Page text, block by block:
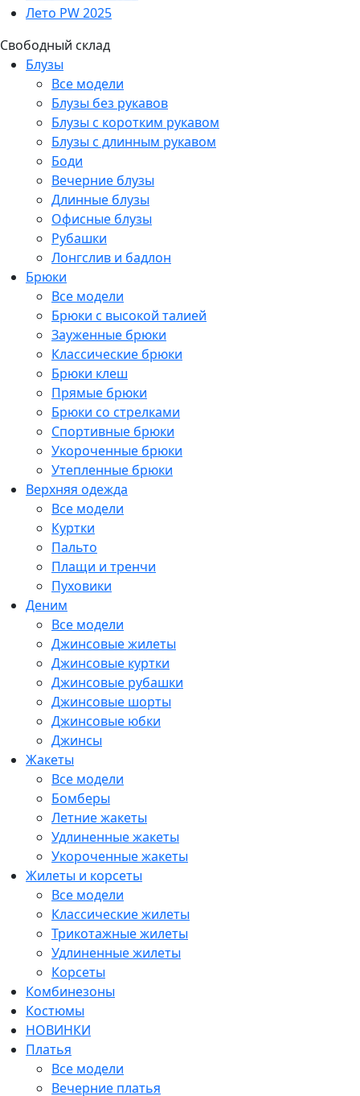
Лето PW 2025
Свободный склад
Блузы
Все модели
Блузы без рукавов
Блузы с коротким рукавом
Блузы с длинным рукавом
Боди
Вечерние блузы
Длинные блузы
Офисные блузы
Рубашки
Лонгслив и бадлон
Брюки
Все модели
Брюки с высокой талией
Зауженные брюки
Классические брюки
Брюки клеш
Прямые брюки
Брюки со стрелками
Спортивные брюки
Укороченные брюки
Утепленные брюки
Верхняя одежда
Все модели
Куртки
Пальто
Плащи и тренчи
Пуховики
Деним
Все модели
Джинсовые жилеты
Джинсовые куртки
Джинсовые рубашки
Джинсовые шорты
Джинсовые юбки
Джинсы
Жакеты
Все модели
Бомберы
Летние жакеты
Удлиненные жакеты
Укороченные жакеты
Жилеты и корсеты
Все модели
Классические жилеты
Трикотажные жилеты
Удлиненные жилеты
Корсеты
Комбинезоны
Костюмы
НОВИНКИ
Платья
Все модели
Вечерние платья